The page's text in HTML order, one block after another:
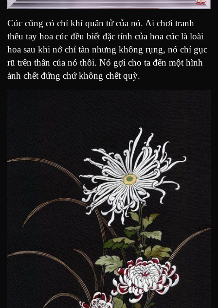
Cúc cũng có chí khí quân tử của nó. Ai chơi tranh
thêu tay hoa cúc đều biết đặc tính của hoa cúc là loài
hoa sau khi nở chỉ tàn nhưng không rụng, nó chỉ gục
rũ trên thân của nó thôi. Nó gợi cho ta đến một hình
ảnh chết đứng chứ không chết quỳ.